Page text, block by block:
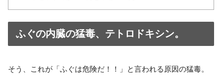
ふぐの内臓の猛毒、テトロドキシン。
そう、これが「ふぐは危険だ！！」と言われる原因の猛毒。